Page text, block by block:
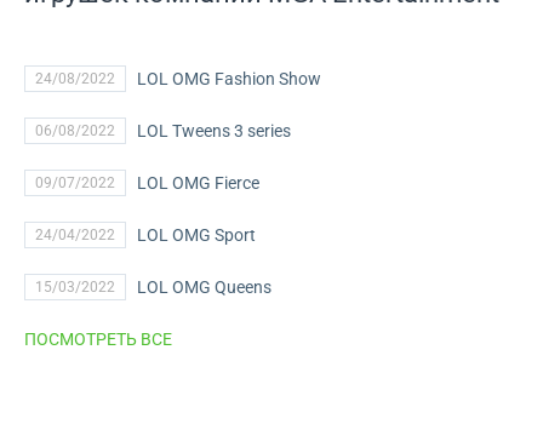
24/08/2022 LOL OMG Fashion Show
06/08/2022 LOL Tweens 3 series
09/07/2022 LOL OMG Fierce
24/04/2022 LOL OMG Sport
15/03/2022 LOL OMG Queens
ПОСМОТРЕТЬ ВСЕ